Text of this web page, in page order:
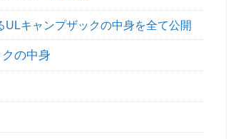
キャンプザックの中身を全て公開
の中身